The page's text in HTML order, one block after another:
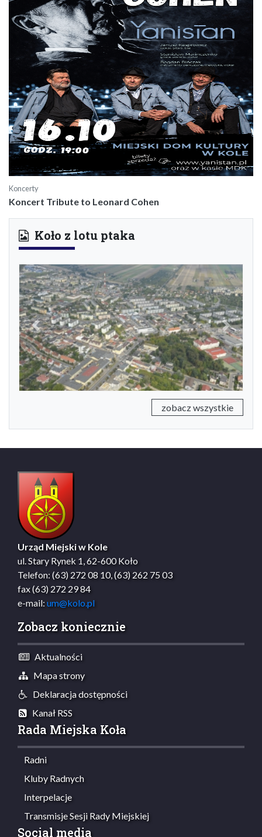
Koncerty
Koncert Tribute to Leonard Cohen
Koło z lotu ptaka
Previous Next
zobacz wszystkie
Urząd Miejski w Kole
ul. Stary Rynek 1, 62-600 Koło
Telefon: (63) 272 08 10, (63) 262 75 03
fax (63) 272 29 84
e-mail: um@kolo.pl
Zobacz koniecznie
Aktualności
Mapa strony
Deklaracja dostępności
Kanał RSS
Rada Miejska Koła
Radni
Kluby Radnych
Interpelacje
Transmisje Sesji Rady Miejskiej
Social media